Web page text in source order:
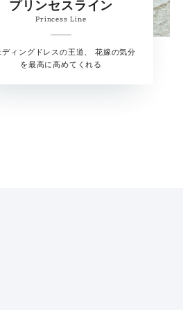
プリンセスライン
Princess Line
ディングドレスの王道、 花嫁の気分
を最高に高めてくれる